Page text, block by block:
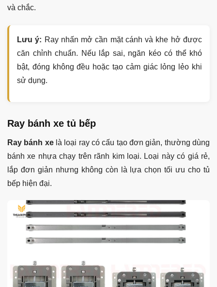
và chắc.
Lưu ý: Ray nhấn mở cần mặt cánh và khe hở được
căn chỉnh chuẩn. Nếu lắp sai, ngăn kéo có thể khó
bật, đóng không đều hoặc tạo cảm giác lỏng lẻo khi
sử dụng.
Ray bánh xe tủ bếp
Ray bánh xelà loại ray có cấu tạo đơn giản, thường dùng
bánh xe nhựa chạy trên rãnh kim loại. Loại này có giá rẻ,
lắp đơn giản nhưng không còn là lựa chọn tối ưu cho tủ
bếp hiện đại.